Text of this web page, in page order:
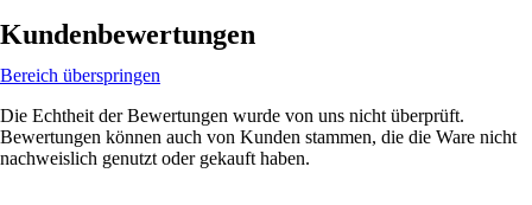
Kundenbewertungen
Bereich überspringen
Die Echtheit der Bewertungen wurde von uns nicht überprüft.
Bewertungen können auch von Kunden stammen, die die Ware nicht
nachweislich genutzt oder gekauft haben.